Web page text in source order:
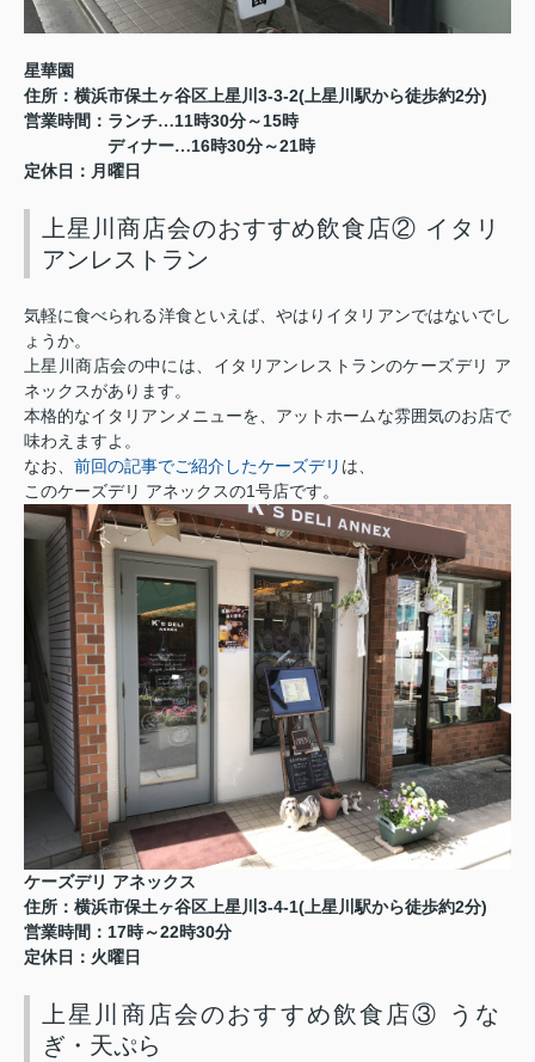
星華園
住所：横浜市保土ヶ谷区上星川 3-3-2(上星川駅から徒歩約2分)
営業時間：ランチ…11時30分～ 15時
ディナー…16時30分～21時
定休日：月曜日
上星川商店会のおすすめ飲食店② イタリ
アンレストラン
気軽に食べられる洋食といえば、やはりイタリアンではないでし
ょうか。
上星川商店会の中には、イタリアンレストランのケーズデリ ア
ネックスがあります。
本格的なイタリアンメニューを、アットホームな雰囲気のお店で
味わえますよ。
なお、 前回の記事でご紹介したケーズデリ は、
このケーズデリ アネックスの1 号店です。
ケーズデリ アネックス
住所：横浜市保土ヶ谷区上星川 3-4-1(上星川駅から徒歩約2分)
営業時間： 17時～22時30分
定休日：火曜日
上星川商店会のおすすめ飲食店③ うな
ぎ・天ぷら